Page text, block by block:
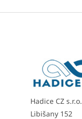
Z
Hadice CZ s.r.o.
Libišany 152